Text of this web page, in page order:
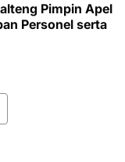
Pimpin Apel
Personel serta